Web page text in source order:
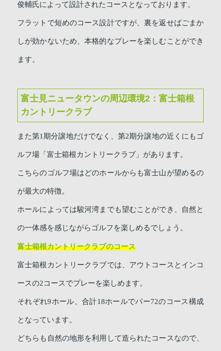
俊輔氏によって設計されたコースとなっております。
フラットで短めのコース設計ですが、裏を返せばごまか
しが効かないため、本格的なプレーを楽しむことができ
ます。
富士見ニュータウンの周辺環境2：富士箱根
カントリークラブ
また第1期分譲地だけでなく、第2期分譲地の近くにもゴ
ルフ場「富士箱根カントリークラブ」があります。
こちらのゴルフ場はどのホールからも富士山が望めるの
が最大の特徴。
ホールによっては駿河湾までも望むことができ、自然と
の一体感を感じながらゴルフを楽しめるでしょう。
富士箱根カントリークラブのコース
富士箱根カントリークラブでは、アウトコースとインコ
ースの2コースでプレーを楽しめます。
それぞれ9ホール、合計18ホールでパー72のコース構成
となっています。
どちらも自然の地形を利用して造られたコースなので、